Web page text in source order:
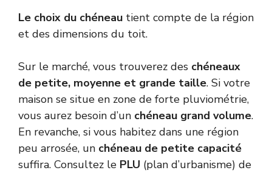
Le choix du chéneau tient compte de la région
et des dimensions du toit.
Sur le marché, vous trouverez des chéneaux
de petite, moyenne et grande taille. Si votre
maison se situe en zone de forte pluviométrie,
vous aurez besoin d’un chéneau grand volume.
En revanche, si vous habitez dans une région
peu arrosée, un chéneau de petite capacité
suffira. Consultez le PLU (plan d’urbanisme) de